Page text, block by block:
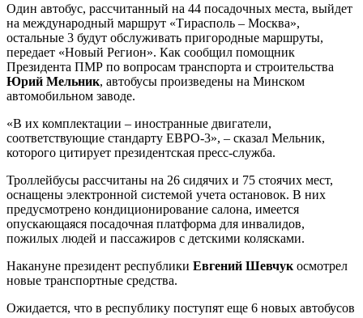
Один автобус, рассчитанный на 44 посадочных места, выйдет
на международный маршрут «Тирасполь – Москва»,
остальные 3 будут обслуживать пригородные маршруты,
передает «Новый Регион». Как сообщил помощник
Президента ПМР по вопросам транспорта и строительства
Юрий Мельник, автобусы произведены на Минском
автомобильном заводе.
«В их комплектации – иностранные двигатели,
соответствующие стандарту ЕВРО-3», – сказал Мельник,
которого цитирует президентская пресс-служба.
Троллейбусы рассчитаны на 26 сидячих и 75 стоячих мест,
оснащены электронной системой учета остановок. В них
предусмотрено кондиционирование салона, имеется
опускающаяся посадочная платформа для инвалидов,
пожилых людей и пассажиров с детскими колясками.
Накануне президент республики Евгений Шевчук осмотрел
новые транспортные средства.
Ожидается, что в республику поступят еще 6 новых автобусов